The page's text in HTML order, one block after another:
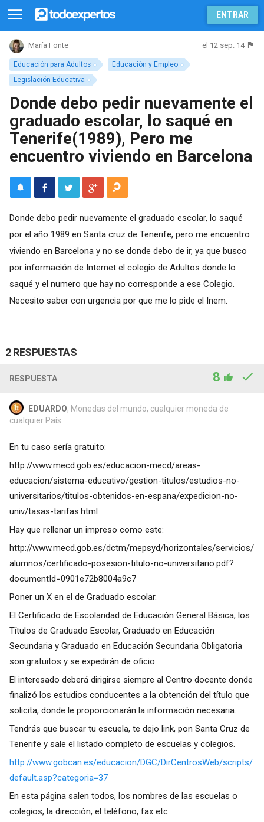
ENTRAR
Educación para Adultos
Educación y Empleo
Legislación Educativa
María Fonte el 12 sep. 14
Donde debo pedir nuevamente el
graduado escolar, lo saqué en
Tenerife(1989), Pero me
encuentro viviendo en Barcelona
Donde debo pedir nuevamente el graduado escolar, lo saqué
por el año 1989 en Santa cruz de Tenerife, pero me encuentro
viviendo en Barcelona y no se donde debo de ir, ya que busco
por información de Internet el colegio de Adultos donde lo
saqué y el numero que hay no corresponde a ese Colegio.
Necesito saber con urgencia por que me lo pide el Inem.
2 RESPUESTAS
RESPUESTA 8
EDUARDO, Monedas del mundo, cualquier moneda de
cualquier País
En tu caso sería gratuito:
http://www.mecd.gob.es/educacion-mecd/areas-
educacion/sistema-educativo/gestion-titulos/estudios-no-
universitarios/titulos-obtenidos-en-espana/expedicion-no-
univ/tasas-tarifas.html
Hay que rellenar un impreso como este:
http://www.mecd.gob.es/dctm/mepsyd/horizontales/servicios/
alumnos/certificado-posesion-titulo-no-universitario.pdf?
documentId=0901e72b8004a9c7
Poner un X en el de Graduado escolar.
El Certificado de Escolaridad de Educación General Básica, los
Títulos de Graduado Escolar, Graduado en Educación
Secundaria y Graduado en Educación Secundaria Obligatoria
son gratuitos y se expedirán de oficio.
El interesado deberá dirigirse siempre al Centro docente donde
finalizó los estudios conducentes a la obtención del título que
solicita, donde le proporcionarán la información necesaria.
Tendrás que buscar tu escuela, te dejo link, pon Santa Cruz de
Tenerife y sale el listado completo de escuelas y colegios.
http://www.gobcan.es/educacion/DGC/DirCentrosWeb/scripts/
default.asp?categoria=37
En esta página salen todos, los nombres de las escuelas o
colegios, la dirección, el teléfono, fax etc.